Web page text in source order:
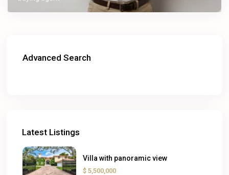
Advanced Search
Latest Listings
Villa with panoramic view
$ 5,500,000